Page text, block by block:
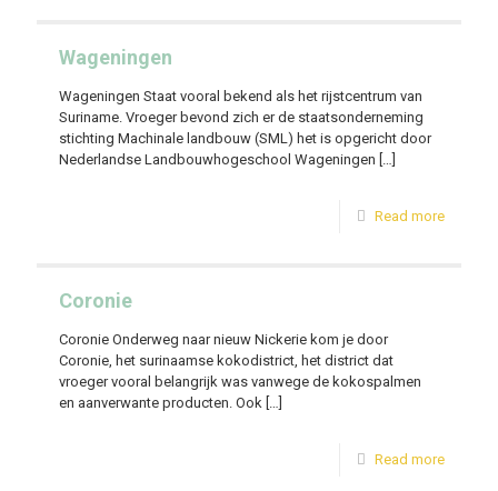
Wageningen
Wageningen Staat vooral bekend als het rijstcentrum van
Suriname. Vroeger bevond zich er de staatsonderneming
stichting Machinale landbouw (SML) het is opgericht door
Nederlandse Landbouwhogeschool Wageningen […]
Read more
Coronie
Coronie Onderweg naar nieuw Nickerie kom je door
Coronie, het surinaamse kokodistrict, het district dat
vroeger vooral belangrijk was vanwege de kokospalmen
en aanverwante producten. Ook […]
Read more